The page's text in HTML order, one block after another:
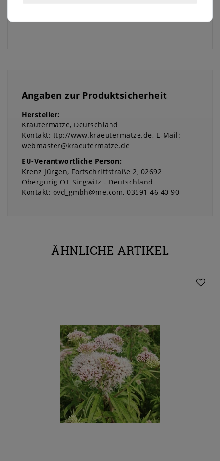
Angaben zur Produktsicherheit
Hersteller:
Kräutermatze Deutschland
Kontakt: ttp://www.kraeutermatze.de E-Mail:
webmaster@kraeutermatze.de
EU-Verantwortliche Person:
Krenz Jürgen Fortschrittstraße 2 02692
Obergurig OT Singwitz
Deutschland
Kontakt: ovd_gmbh@me.com 03591 46 40 90
ÄHNLICHE ARTIKEL